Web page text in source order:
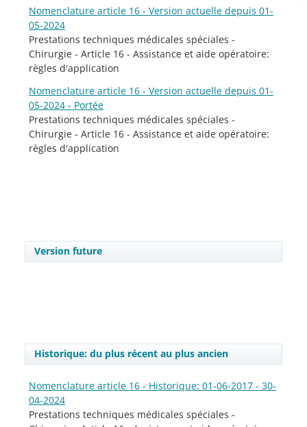
Nomenclature article 16 - Version actuelle depuis 01-
05-2024
Prestations techniques médicales spéciales -
Chirurgie - Article 16 - Assistance et aide opératoire:
règles d'application
Nomenclature article 16 - Version actuelle depuis 01-
05-2024 - Portée
Prestations techniques médicales spéciales -
Chirurgie - Article 16 - Assistance et aide opératoire:
règles d'application
Version future
Historique: du plus récent au plus ancien
Nomenclature article 16 - Historique: 01-06-2017 - 30-
04-2024
Prestations techniques médicales spéciales -